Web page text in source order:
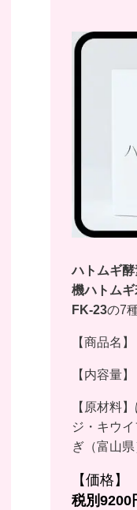
ハトムギ
機ハトム
FK-23の7
【商品名
【内容量
【原材料】
ジ・キウ
ぎ（富山
【価格
税別9200